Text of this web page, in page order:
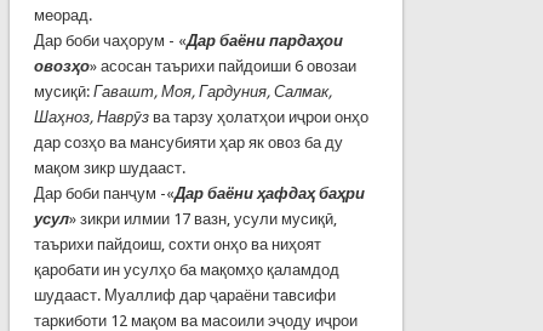
меорад.
Дар боби чаҳорум - «Дар баёни пардаҳои
овозҳо» асосан таърихи пайдоиши 6 овозаи
мусиқӣ: Гавашт, Моя, Гардуния, Салмак,
Шаҳноз, Наврӯзва тарзу ҳолатҳои иҷрои онҳо
дар созҳо ва мансубияти ҳар як овоз ба ду
мақом зикр шудааст.
Дар боби панҷум -«Дар баёни ҳафдаҳ баҳри
усул» зикри илмии 17 вазн, усули мусиқӣ,
таърихи пайдоиш, сохти онҳо ва ниҳоят
қаробати ин усулҳо ба мақомҳо қаламдод
шудааст. Муаллиф дар ҷараёни тавсифи
таркиботи 12 мақом ва масоили эҷоду иҷрои